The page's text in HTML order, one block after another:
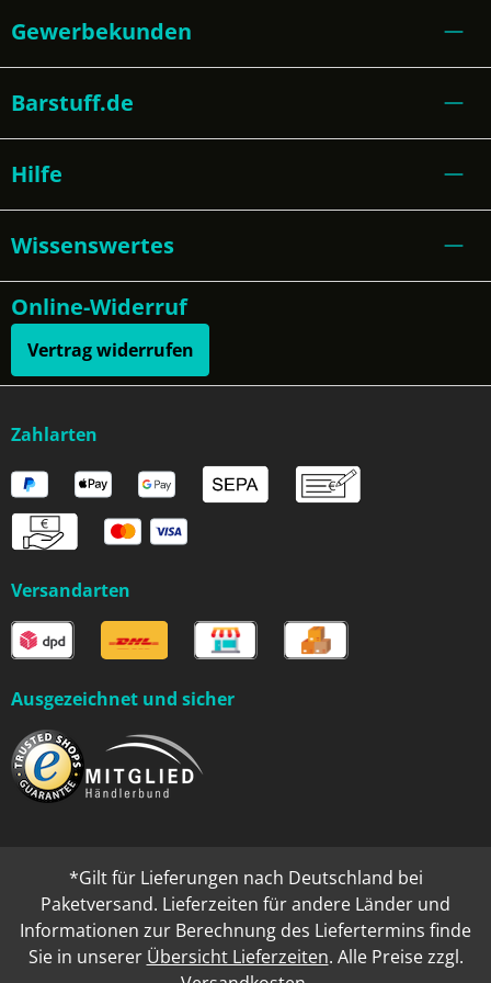
Gewerbekunden
Barstuff.de
Hilfe
Wissenswertes
Online-Widerruf
Vertrag widerrufen
Zahlarten
Versandarten
Ausgezeichnet und sicher
*Gilt für Lieferungen nach Deutschland bei
Paketversand. Lieferzeiten für andere Länder und
Informationen zur Berechnung des Liefertermins finde
Sie in unserer Übersicht Lieferzeiten. Alle Preise zzgl.